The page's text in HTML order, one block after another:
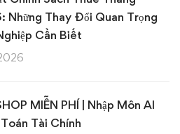
Những Thay Đổi Quan Trọng
Cần Biết
MIỄN PHÍ | Nhập Môn AI
Tài Chính